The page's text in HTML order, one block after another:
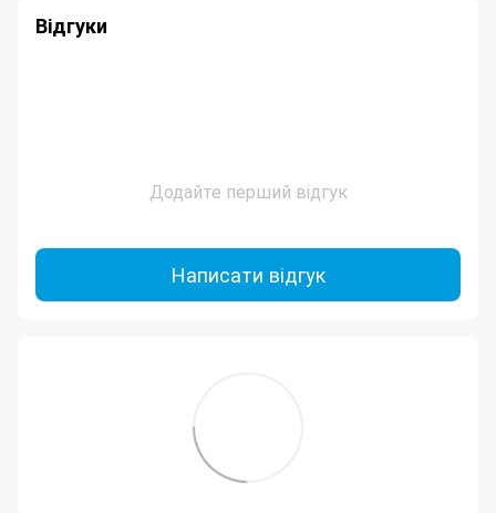
Відгуки
Додайте перший відгук
Написати відгук